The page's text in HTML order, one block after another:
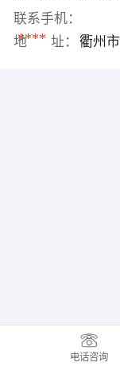
联系手机：
****
地 址： 衢州
电话咨询